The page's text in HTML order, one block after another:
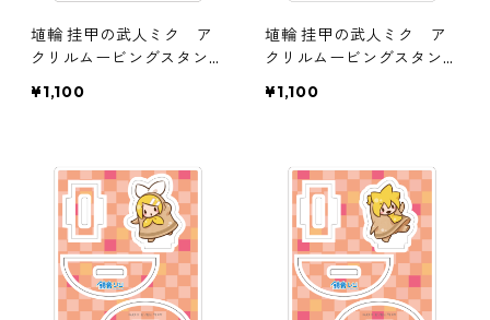
埴輪 挂甲の武人ミク ア
クリルムービングスタンド
¥1,100
埴輪 挂甲の武人ミク ア
クリルムービングスタンド
¥1,100